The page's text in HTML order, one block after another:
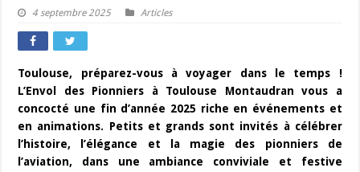
4 septembre 2025 Articles
Toulouse, préparez-vous à voyager dans le temps !
L’Envol des Pionniers à Toulouse Montaudran vous a
concocté une fin d’année 2025 riche en événements et
en animations. Petits et grands sont invités à célébrer
l’histoire, l’élégance et la magie des pionniers de
l’aviation, dans une ambiance conviviale et festive